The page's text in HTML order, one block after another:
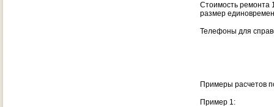
Стоимость ремонта
размер
Телефоны для
Примеры расчетов
Пример 1: